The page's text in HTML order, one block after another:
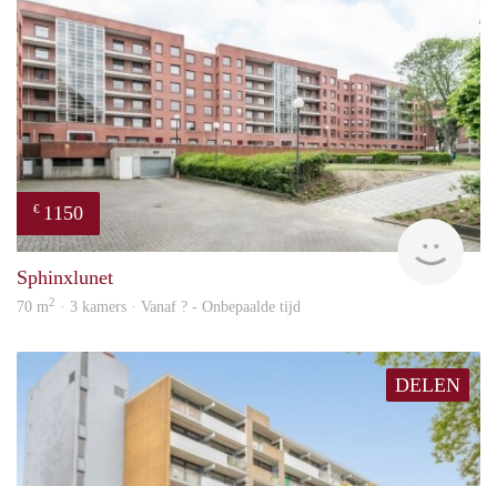
€ 1150
Sphinxlunet
70 m2 · 3 kamers · Vanaf ? - Onbepaalde tijd
DELEN